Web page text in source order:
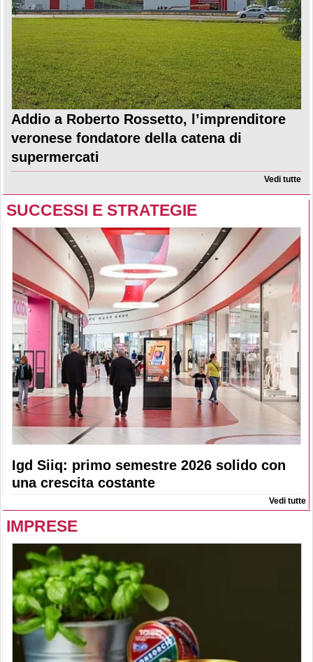
Addio a Roberto Rossetto, l’imprenditore
veronese fondatore della catena di
supermercati
Vedi tutte
SUCCESSI E STRATEGIE
Igd Siiq: primo semestre 2026 solido con
una crescita costante
Vedi tutte
IMPRESE